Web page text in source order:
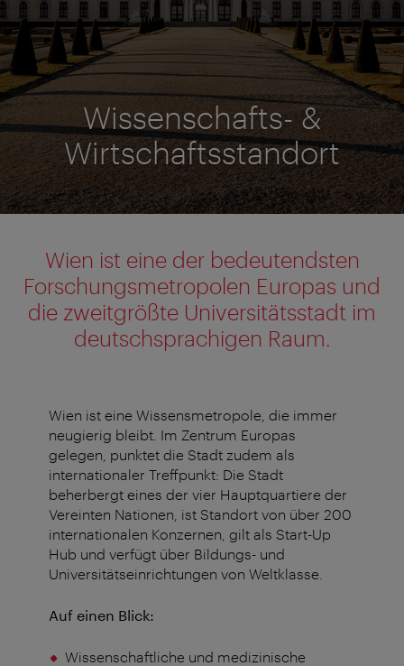
Wissenschafts- &
Wirtschaftsstandort
Wien ist eine der bedeutendsten
Forschungsmetropolen Europas und
die zweitgrößte Universitätsstadt im
deutschsprachigen Raum.
Wien ist eine Wissensmetropole, die immer
neugierig bleibt. Im Zentrum Europas
gelegen, punktet die Stadt zudem als
internationaler Treffpunkt: Die Stadt
beherbergt eines der vier Hauptquartiere der
Vereinten Nationen, ist Standort von über 200
internationalen Konzernen, gilt als Start-Up
Hub und verfügt über Bildungs- und
Universitätseinrichtungen von Weltklasse.
Auf einen Blick:
Wissenschaftliche und medizinische